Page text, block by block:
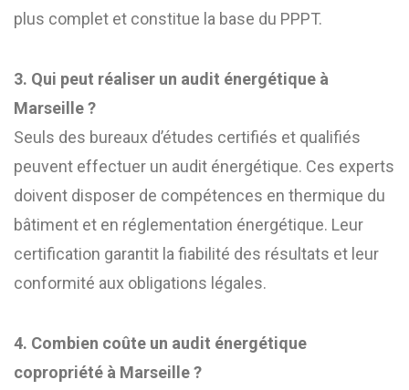
plus complet et constitue la base du PPPT.
3. Qui peut réaliser un audit énergétique à
Marseille ?
Seuls des bureaux d’études certifiés et qualifiés
peuvent effectuer un audit énergétique. Ces experts
doivent disposer de compétences en thermique du
bâtiment et en réglementation énergétique. Leur
certification garantit la fiabilité des résultats et leur
conformité aux obligations légales.
4. Combien coûte un audit énergétique
copropriété à Marseille ?